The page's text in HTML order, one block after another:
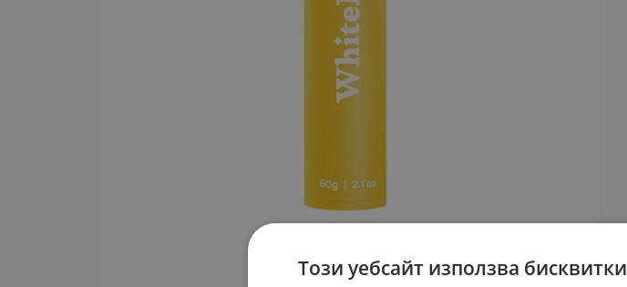
Този уебсайт използва бисквитки